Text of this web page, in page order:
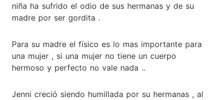
niña ha sufrido el odio de sus hermanas y de su
madre por ser gordita .
Para su madre el físico es lo mas importante para
una mujer , si una mujer no tiene un cuerpo
hermoso y perfecto no vale nada ..
Jenni creció siendo humillada por su hermanas , al